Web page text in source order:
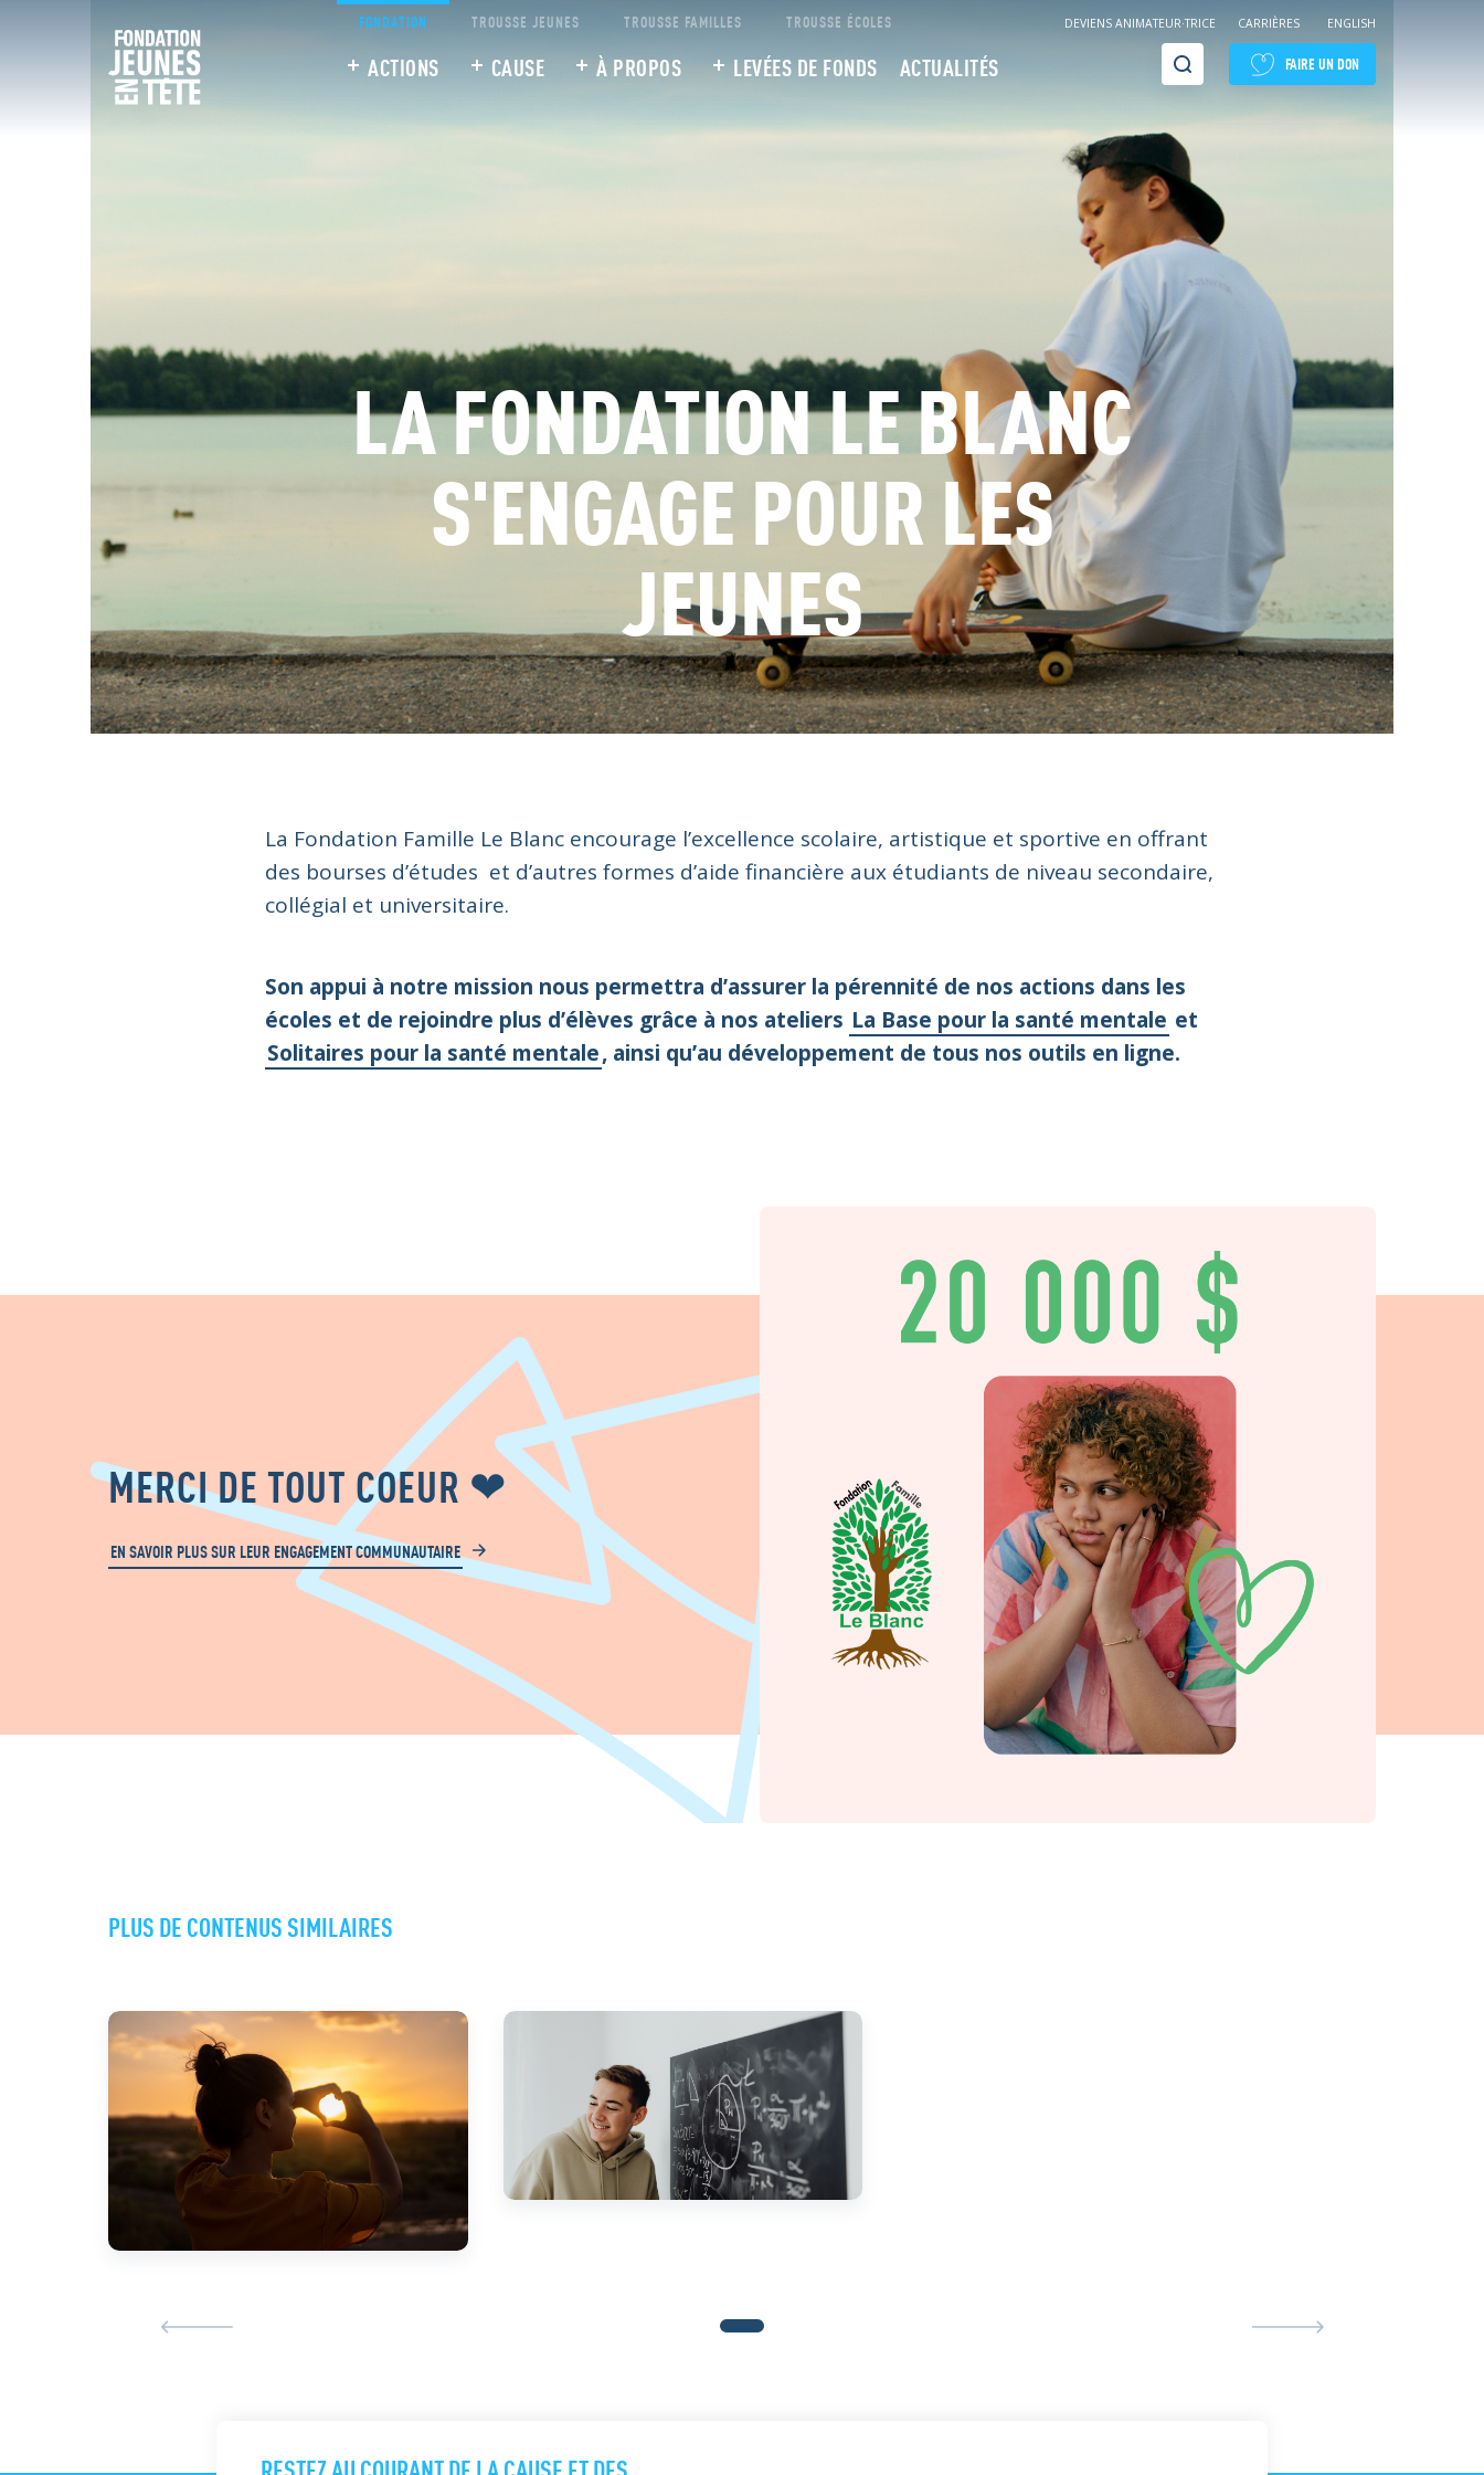
FONDATION TROUSSE JEUNES TROUSSE FAMILLES TROUSSE ÉCOLES
ACTIONS CAUSE À PROPOS LEVÉES DE FONDS ACTUALITÉS
DEVIENS ANIMATEUR·TRICE CARRIÈRES ENGLISH
Recherche FAIRE UN DON
LA FONDATION LE BLANC
S'ENGAGE POUR LES
JEUNES
La Fondation Famille Le Blanc encourage l’excellence scolaire, artistique et sportive en offrant
des bourses d’études et d’autres formes d’aide financière aux étudiants de niveau secondaire,
collégial et universitaire.
Son appui à notre mission nous permettra d’assurer la pérennité de nos actions dans les
écoles et de rejoindre plus d’élèves grâce à nos ateliers La Base pour la santé mentale et
Solitaires pour la santé mentale, ainsi qu’au développement de tous nos outils en ligne.
MERCI DE TOUT COEUR ❤
EN SAVOIR PLUS SUR LEUR ENGAGEMENT COMMUNAUTAIRE
PLUS DE CONTENUS SIMILAIRES